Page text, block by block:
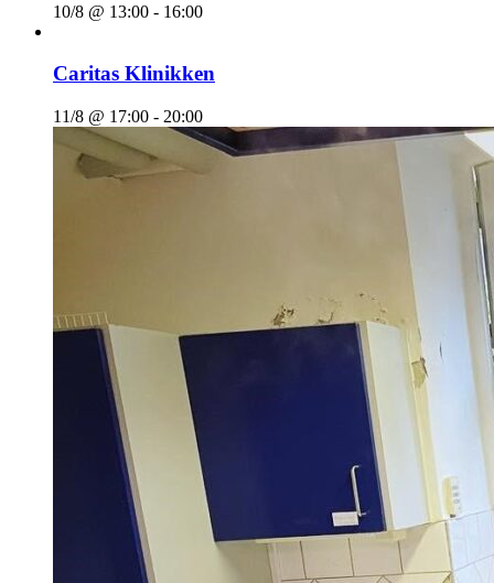
10/8 @ 13:00 - 16:00
Caritas Klinikken
11/8 @ 17:00 - 20:00